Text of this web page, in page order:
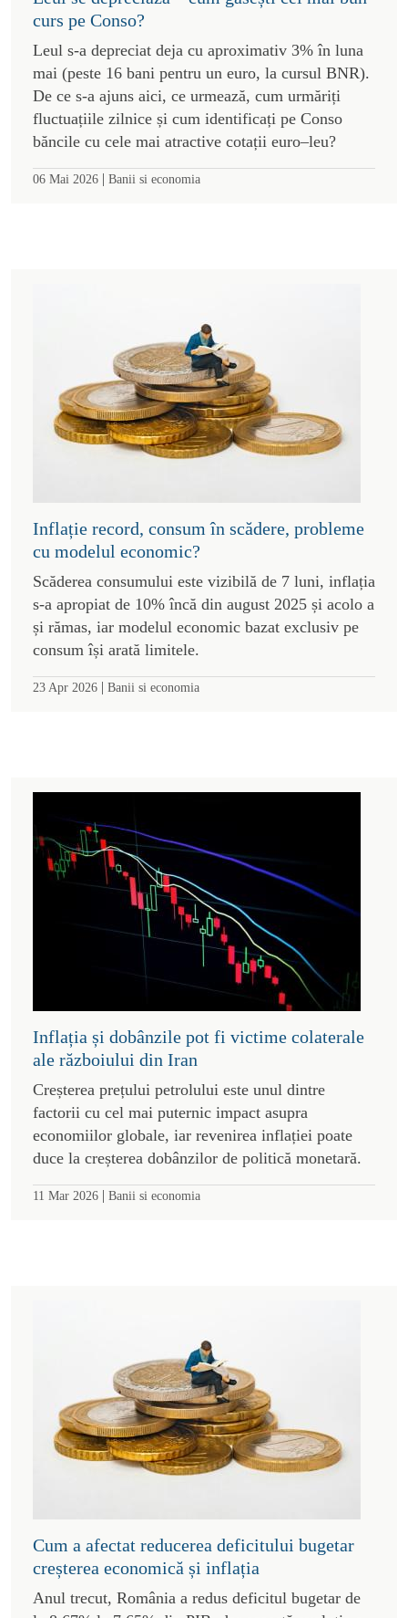
curs pe Conso?
Leul s-a depreciat deja cu aproximativ 3% în luna
mai (peste 16 bani pentru un euro, la cursul BNR).
De ce s-a ajuns aici, ce urmează, cum urmăriți
fluctuațiile zilnice și cum identificați pe Conso
băncile cu cele mai atractive cotații euro–leu?
06 Mai 2026 | Banii si economia
Inflație record, consum în scădere, probleme
cu modelul economic?
Scăderea consumului este vizibilă de 7 luni, inflația
s-a apropiat de 10% încă din august 2025 și acolo a
și rămas, iar modelul economic bazat exclusiv pe
consum își arată limitele.
23 Apr 2026 | Banii si economia
Inflația și dobânzile pot fi victime colaterale
ale războiului din Iran
Creșterea prețului petrolului este unul dintre
factorii cu cel mai puternic impact asupra
economiilor globale, iar revenirea inflației poate
duce la creșterea dobânzilor de politică monetară.
11 Mar 2026 | Banii si economia
Cum a afectat reducerea deficitului bugetar
creșterea economică și inflația
Anul trecut, România a redus deficitul bugetar de